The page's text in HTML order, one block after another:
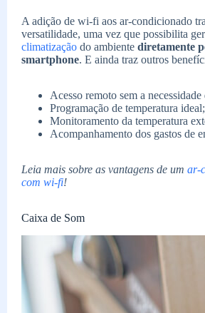
A adição de wi-fi aos ar-condicionado
versatilidade, uma vez que possibilita
climatização do ambiente diretamente
smartphone. E ainda traz outros
Acesso remoto sem a
Programação de temperatura ideal;
Monitoramento da temperatura
Acompanhamento dos gastos de
Leia mais sobre as vantagens de um ar-
com wi-fi!
Caixa de Som